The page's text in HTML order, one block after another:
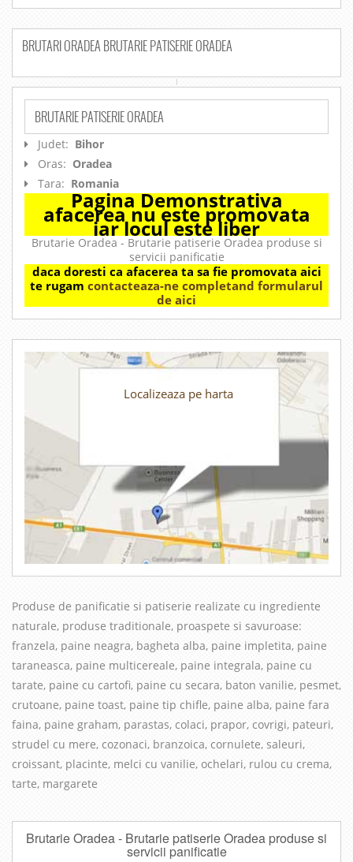
BRUTARI ORADEA BRUTARIE PATISERIE ORADEA
BRUTARIE PATISERIE ORADEA
Judet: Bihor
Oras: Oradea
Tara: Romania
Pagina Demonstrativa
afacerea nu este promovata
iar locul este liber
Brutarie Oradea - Brutarie patiserie Oradea produse si
servicii panificatie
daca doresti ca afacerea ta sa fie promovata aici
te rugam contacteaza-ne completand formularul
de aici
Localizeaza pe harta
Produse de panificatie si patiserie realizate cu ingrediente
naturale, produse traditionale, proaspete si savuroase:
franzela, paine neagra, bagheta alba, paine impletita, paine
taraneasca, paine multicereale, paine integrala, paine cu
tarate, paine cu cartofi, paine cu secara, baton vanilie, pesmet,
crutoane, paine toast, paine tip chifle, paine alba, paine fara
faina, paine graham, parastas, colaci, prapor, covrigi, pateuri,
strudel cu mere, cozonaci, branzoica, cornulete, saleuri,
croissant, placinte, melci cu vanilie, ochelari, rulou cu crema,
tarte, margarete
Brutarie Oradea - Brutarie patiserie Oradea produse si
servicii panificatie